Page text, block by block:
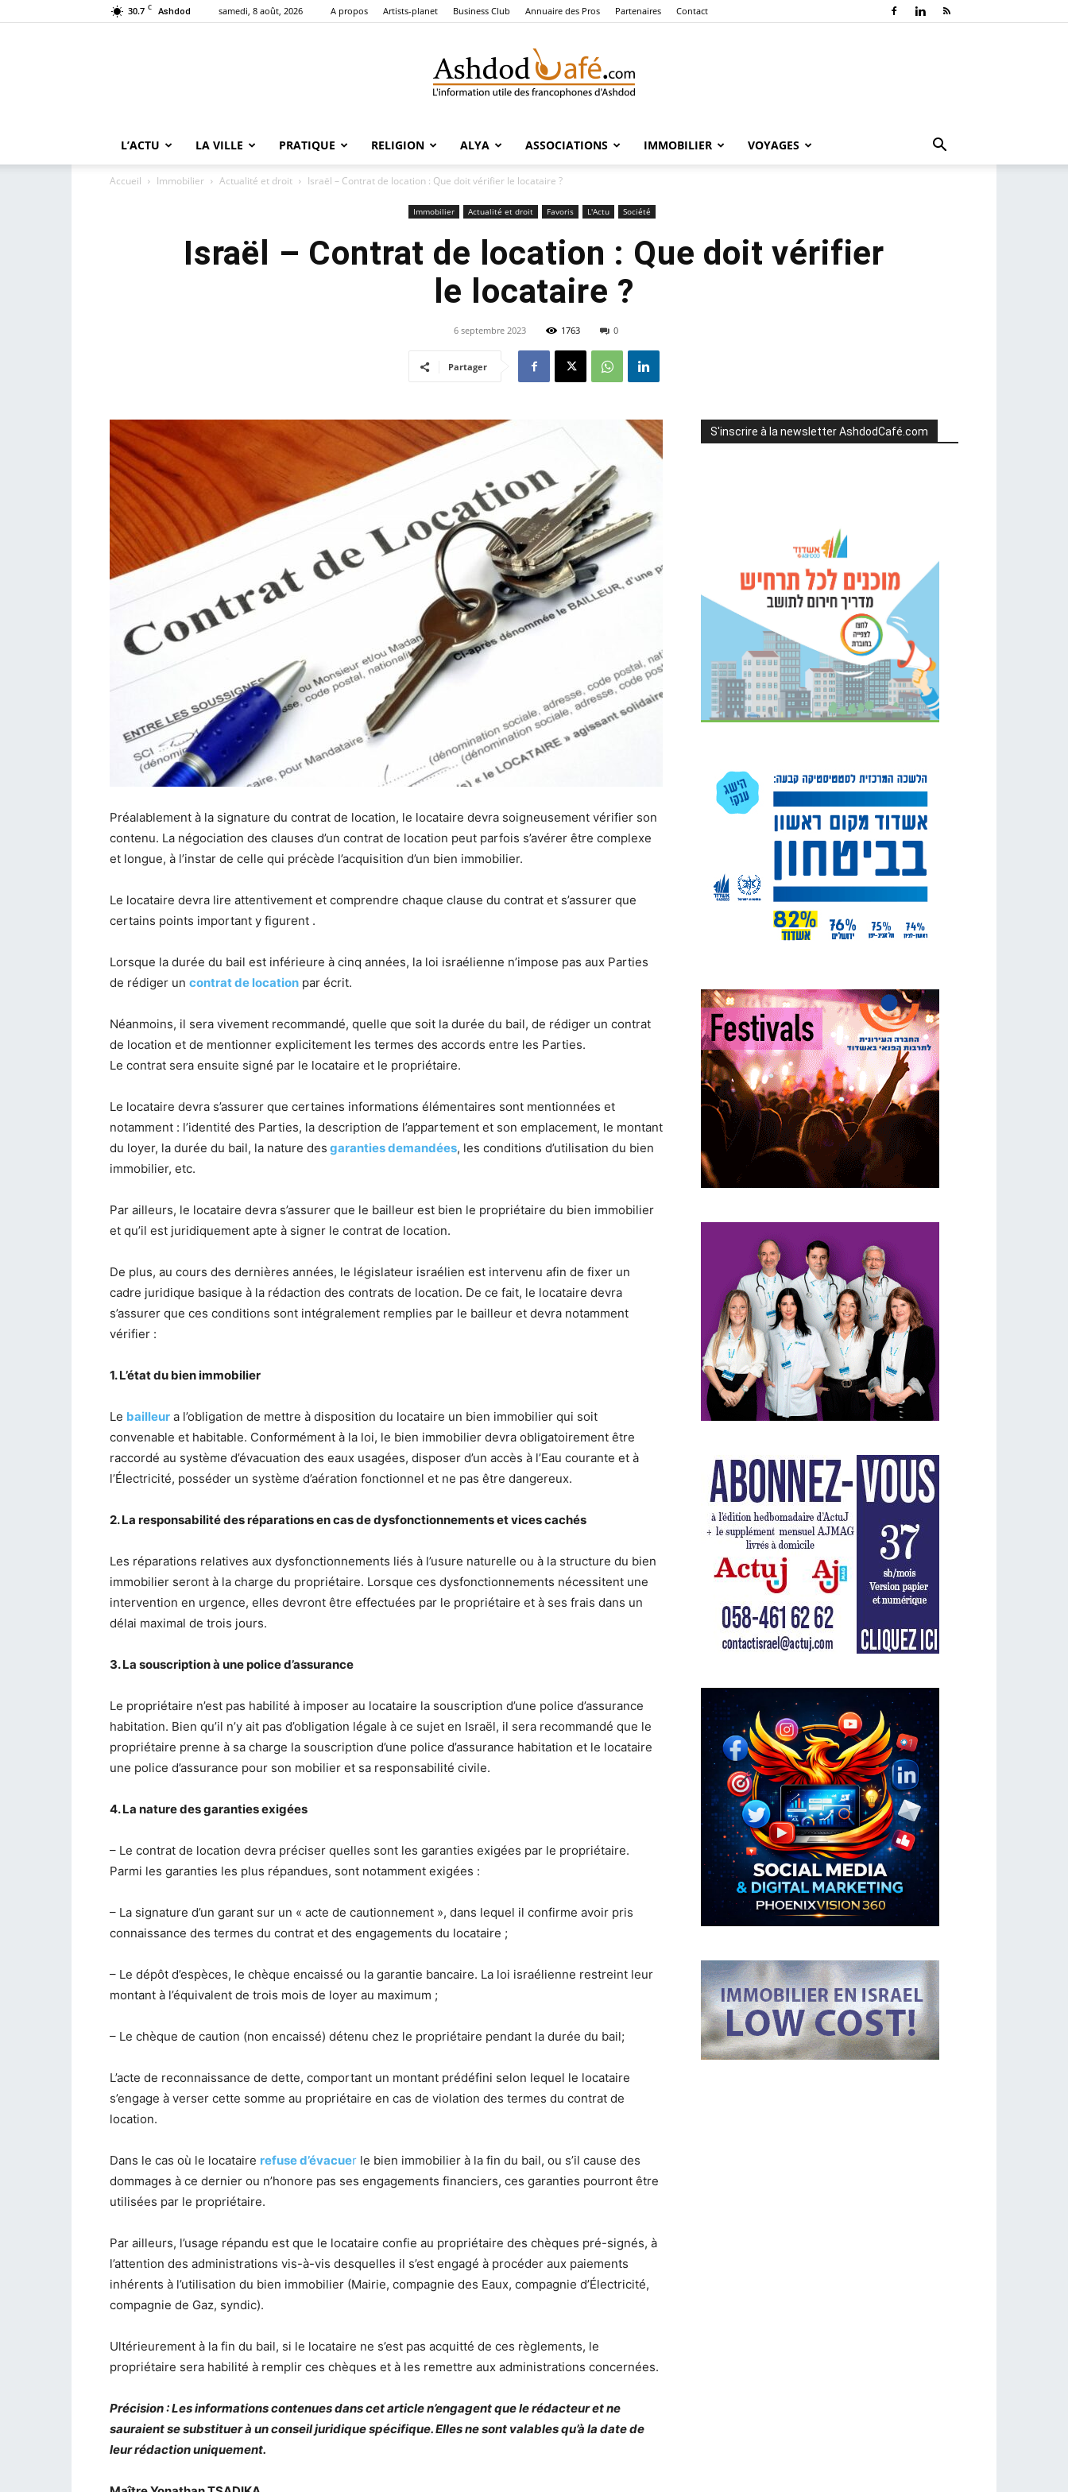
30.7 C Ashdod samedi, 8 août, 2026 A propos Artists-planet Business Club Annuaire des Pros Partenaires Contact
Café
L’ACTU LA VILLE PRATIQUE RELIGION ALYA ASSOCIATIONS IMMOBILIER VOYAGES
Accueil Immobilier Actualité et droit Israël – Contrat de location : Que doit vérifier le locataire ?
Immobilier Actualité et droit Favoris L'Actu Société
Israël – Contrat de location : Que doit vérifier
le locataire ?
6 septembre 2023 1763 0
Partager
Préalablement à la signature du contrat de location, le locataire devra soigneusement vérifier son
contenu. La négociation des clauses d’un contrat de location peut parfois s’avérer être complexe
et longue, à l’instar de celle qui précède l’acquisition d’un bien immobilier.
Le locataire devra lire attentivement et comprendre chaque clause du contrat et s’assurer que
certains points important y figurent .
Lorsque la durée du bail est inférieure à cinq années, la loi israélienne n’impose pas aux Parties
de rédiger un contrat de location par écrit.
Néanmoins, il sera vivement recommandé, quelle que soit la durée du bail, de rédiger un contrat
de location et de mentionner explicitement les termes des accords entre les Parties.
Le contrat sera ensuite signé par le locataire et le propriétaire.
Le locataire devra s’assurer que certaines informations élémentaires sont mentionnées et
notamment : l’identité des Parties, la description de l’appartement et son emplacement, le montant
du loyer, la durée du bail, la nature des garanties demandées, les conditions d’utilisation du bien
immobilier, etc.
Par ailleurs, le locataire devra s’assurer que le bailleur est bien le propriétaire du bien immobilier
et qu’il est juridiquement apte à signer le contrat de location.
De plus, au cours des dernières années, le législateur israélien est intervenu afin de fixer un
cadre juridique basique à la rédaction des contrats de location. De ce fait, le locataire devra
s’assurer que ces conditions sont intégralement remplies par le bailleur et devra notamment
vérifier :
1. L’état du bien immobilier
Le bailleur a l’obligation de mettre à disposition du locataire un bien immobilier qui soit
convenable et habitable. Conformément à la loi, le bien immobilier devra obligatoirement être
raccordé au système d’évacuation des eaux usagées, disposer d’un accès à l’Eau courante et à
l’Électricité, posséder un système d’aération fonctionnel et ne pas être dangereux.
2. La responsabilité des réparations en cas de dysfonctionnements et vices cachés
Les réparations relatives aux dysfonctionnements liés à l’usure naturelle ou à la structure du bien
immobilier seront à la charge du propriétaire. Lorsque ces dysfonctionnements nécessitent une
intervention en urgence, elles devront être effectuées par le propriétaire et à ses frais dans un
délai maximal de trois jours.
3. La souscription à une police d’assurance
Le propriétaire n’est pas habilité à imposer au locataire la souscription d’une police d’assurance
habitation. Bien qu’il n’y ait pas d’obligation légale à ce sujet en Israël, il sera recommandé que le
propriétaire prenne à sa charge la souscription d’une police d’assurance habitation et le locataire
une police d’assurance pour son mobilier et sa responsabilité civile.
4. La nature des garanties exigées
– Le contrat de location devra préciser quelles sont les garanties exigées par le propriétaire.
Parmi les garanties les plus répandues, sont notamment exigées :
– La signature d’un garant sur un « acte de cautionnement », dans lequel il confirme avoir pris
connaissance des termes du contrat et des engagements du locataire ;
– Le dépôt d’espèces, le chèque encaissé ou la garantie bancaire. La loi israélienne restreint leur
montant à l’équivalent de trois mois de loyer au maximum ;
– Le chèque de caution (non encaissé) détenu chez le propriétaire pendant la durée du bail;
L’acte de reconnaissance de dette, comportant un montant prédéfini selon lequel le locataire
s’engage à verser cette somme au propriétaire en cas de violation des termes du contrat de
location.
Dans le cas où le locataire refuse d’évacuer le bien immobilier à la fin du bail, ou s’il cause des
dommages à ce dernier ou n’honore pas ses engagements financiers, ces garanties pourront être
utilisées par le propriétaire.
Par ailleurs, l’usage répandu est que le locataire confie au propriétaire des chèques pré-signés, à
l’attention des administrations vis-à-vis desquelles il s’est engagé à procéder aux paiements
inhérents à l’utilisation du bien immobilier (Mairie, compagnie des Eaux, compagnie d’Électricité,
compagnie de Gaz, syndic).
Ultérieurement à la fin du bail, si le locataire ne s’est pas acquitté de ces règlements, le
propriétaire sera habilité à remplir ces chèques et à les remettre aux administrations concernées.
Précision : Les informations contenues dans cet article n’engagent que le rédacteur et ne
sauraient se substituer à un conseil juridique spécifique. Elles ne sont valables qu’à la date de
leur rédaction uniquement.
S'inscrire à la newsletter AshdodCafé.com